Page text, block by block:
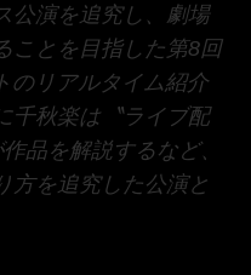
公演を追究し、劇場
ことを目指した第8回
のリアルタイム紹介
千秋楽は〝ライブ配
品を解説するなど、
方を追究した公演と